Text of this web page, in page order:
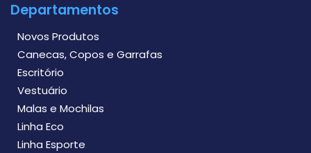
Departamentos
Novos Produtos
Canecas, Copos e Garrafas
Escritório
Vestuário
Malas e Mochilas
Linha Eco
Linha Esporte